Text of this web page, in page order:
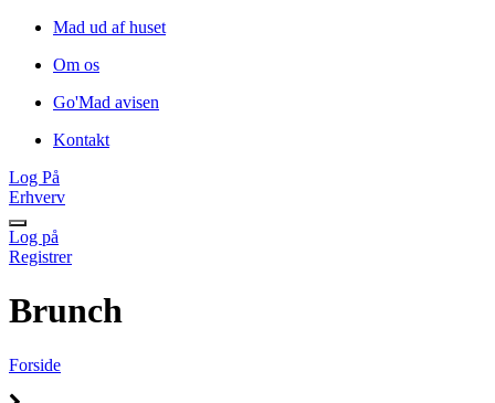
Mad ud af huset
Om os
Go'Mad avisen
Kontakt
Log På
Erhverv
Log på
Registrer
Brunch
Forside